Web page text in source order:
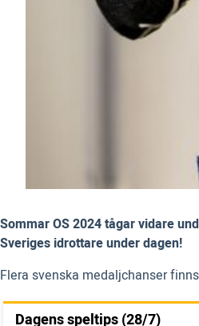
Sommar OS 2024 tågar vidare
Sveriges idrottare under dagen!
Flera svenska medaljchanser
Dagens speltips (28/7)